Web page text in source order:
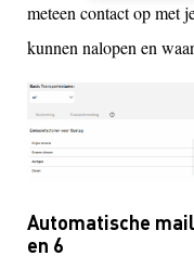
meteen contact op met
kunnen nalopen en
Automatische
en 6